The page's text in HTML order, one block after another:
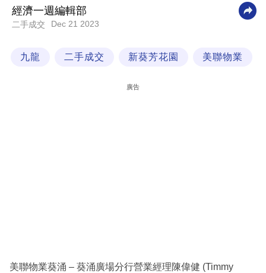
科
技
場
經濟一週編輯部
二手成交 Dec 21 2023
九龍 二手成交 新葵芳花園 美聯物業
廣告
美聯物業葵涌 – 葵涌廣場分行營業經理陳偉健 (Timmy